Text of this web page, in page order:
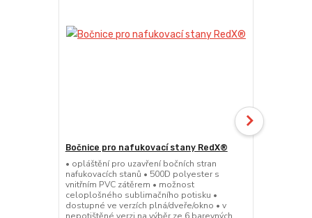
Bočnice pro nafukovací stany RedX®
• opláštění pro uzavření bočních stran
nafukovacích stanů • 500D polyester s
vnitřním PVC zátěrem • možnost
celoplošného sublimačního potisku •
dostupné ve verzích plná/dveře/okno • v
nepotištěné verzi na výběr ze 6 barevných